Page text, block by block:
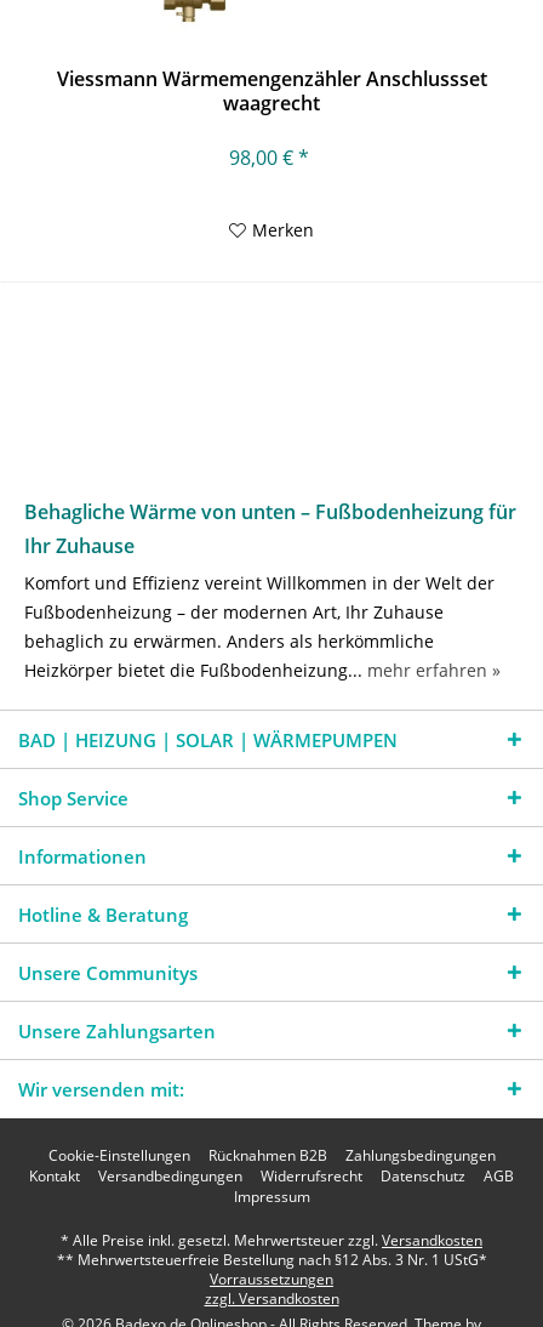
Viessmann Wärmemengenzähler Anschlussset
waagrecht
98,00 € *
Merken
Behagliche Wärme von unten – Fußbodenheizung für
Ihr Zuhause
Komfort und Effizienz vereint Willkommen in der Welt der
Fußbodenheizung – der modernen Art, Ihr Zuhause
behaglich zu erwärmen. Anders als herkömmliche
Heizkörper bietet die Fußbodenheizung... mehr erfahren »
BAD | HEIZUNG | SOLAR | WÄRMEPUMPEN
Shop Service
Informationen
Hotline & Beratung
Unsere Communitys
Unsere Zahlungsarten
Wir versenden mit:
Cookie-Einstellungen Rücknahmen B2B
Zahlungsbedingungen
Kontakt
Versandbedingungen Widerrufsrecht Datenschutz
AGB
Impressum
* Alle Preise inkl. gesetzl. Mehrwertsteuer zzgl.Versandkosten
** Mehrwertsteuerfreie Bestellung nach §12 Abs. 3 Nr. 1 UStG*
Vorraussetzungen
zzgl. Versandkosten